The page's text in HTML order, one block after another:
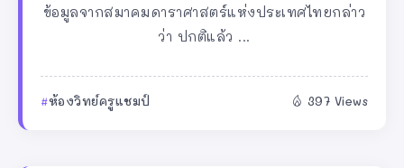
ข้อมูลจากสมาคมดาราศาสตร์แห่งประเทศไทยกล่าว
ว่า ปกติแล้ว ...
ห้องวิทย์ครูแชมป์ 397 Views